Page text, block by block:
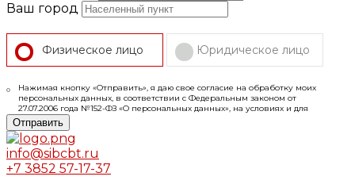
Ваш город
Физическое лицо Юридическое лицо
Нажимая кнопку «Отправить», я даю свое согласие на обработку моих
персональных данных, в соответствии с Федеральным законом от
27.07.2006 года №152-ФЗ «О персональных данных», на условиях и для
целей, определенных в
Политике конфиденциальности
Отправить
info@sibcbt.ru
+7 3852 57-17-37